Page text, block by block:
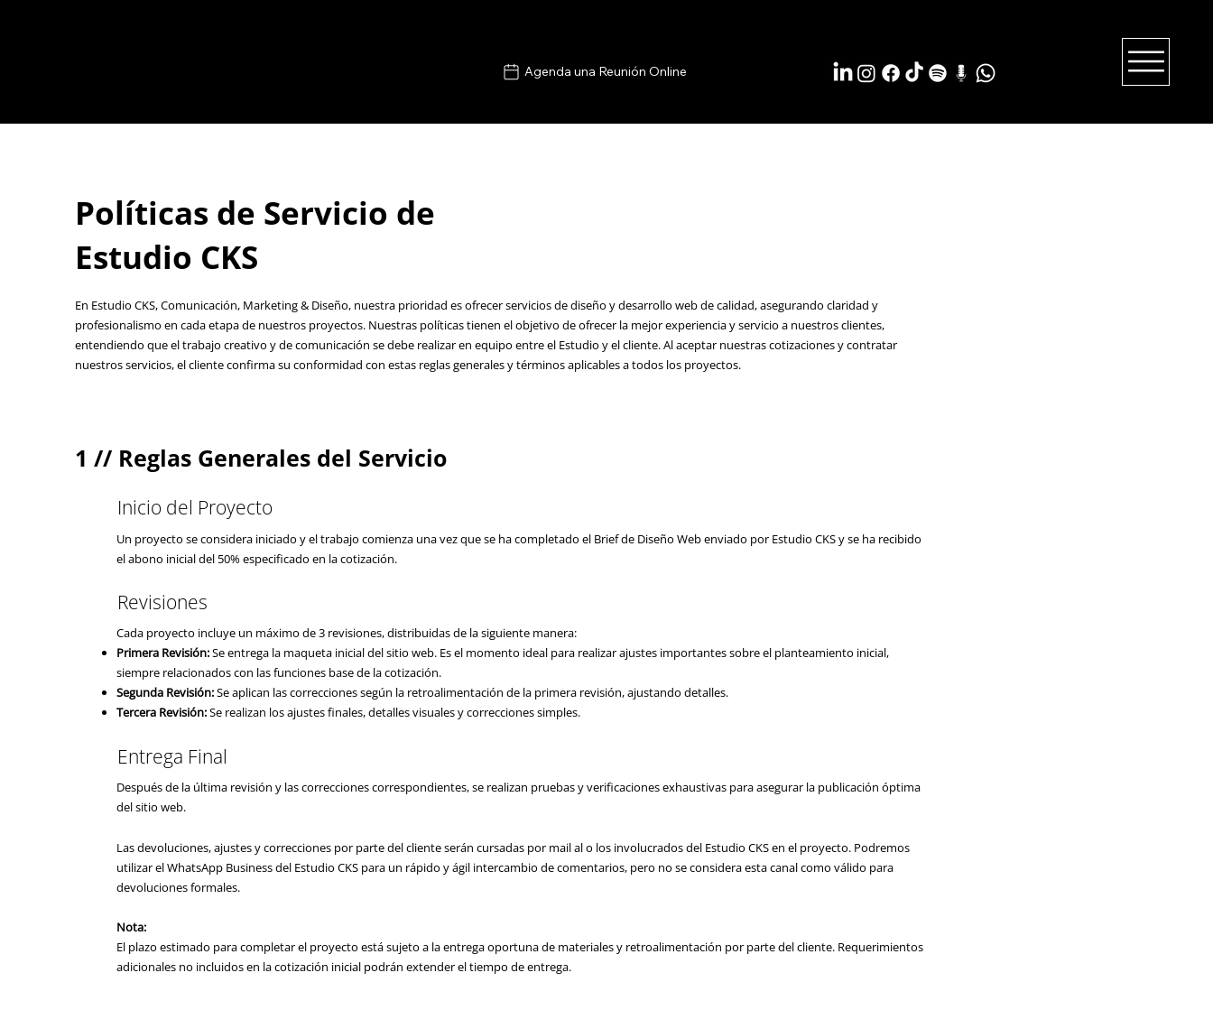
Agenda una Reunión Online
Políticas de Servicio de
Estudio CKS
En Estudio CKS, Comunicación, Marketing & Diseño, nuestra prioridad es ofrecer servicios de diseño y desarrollo web de calidad, asegurando claridad y
profesionalismo en cada etapa de nuestros proyectos. Nuestras políticas tienen el objetivo de ofrecer la mejor experiencia y servicio a nuestros clientes,
entendiendo que el trabajo creativo y de comunicación se debe realizar en equipo entre el Estudio y el cliente. Al aceptar nuestras cotizaciones y contratar
nuestros servicios, el cliente confirma su conformidad con estas reglas generales y términos aplicables a todos los proyectos.
1 // Reglas Generales del Servicio
Inicio del Proyecto
Un proyecto se considera iniciado y el trabajo comienza una vez que se ha completado el Brief de Diseño Web enviado por Estudio CKS y se ha recibido
el abono inicial del 50% especificado en la cotización.
Revisiones
Cada proyecto incluye un máximo de 3 revisiones, distribuidas de la siguiente manera:
Primera Revisión:Se entrega la maqueta inicial del sitio web. Es el momento ideal para realizar ajustes importantes sobre el planteamiento inicial,
siempre relacionados con las funciones base de la cotización.
Segunda Revisión:Se aplican las correcciones según la retroalimentación de la primera revisión, ajustando detalles.
Tercera Revisión:Se realizan los ajustes finales, detalles visuales y correcciones simples.
Entrega Final
Después de la última revisión y las correcciones correspondientes, se realizan pruebas y verificaciones exhaustivas para asegurar la publicación óptima
del sitio web.
Las devoluciones, ajustes y correcciones por parte del cliente serán cursadas por mail al o los involucrados del Estudio CKS en el proyecto. Podremos
utilizar el WhatsApp Business del Estudio CKS para un rápido y ágil intercambio de comentarios, pero no se considera esta canal como válido para
devoluciones formales.
Nota:
El plazo estimado para completar el proyecto está sujeto a la entrega oportuna de materiales y retroalimentación por parte del cliente. Requerimientos
adicionales no incluidos en la cotización inicial podrán extender el tiempo de entrega.